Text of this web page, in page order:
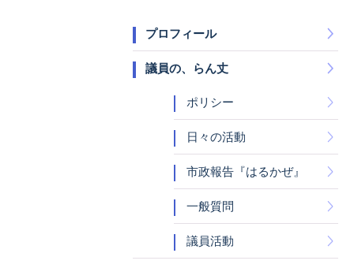
プロフィール
議員の、らん丈
ポリシー
日々の活動
市政報告『はるかぜ』
一般質問
議員活動